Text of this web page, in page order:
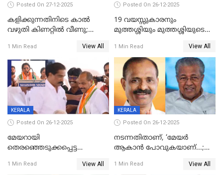
Posted On 27-12-2025
കളിക്കുന്നതിനിടെ കാൽ
വഴുതി കിണറ്റിൽ വീണു;
ദാരുണാന്ത്യം
1 Min Read View All
Posted On 26-12-2025
19 വയസ്സുകാരനും
മുത്തശ്ശിയും മുത്തശ്ശിയുടെ
മരിച്ചനിലയിൽ
1 Min Read View All
KERALA
Posted On 26-12-2025
മേയറായി
തെരഞ്ഞെടുക്കപ്പെട്ട
ആദ്യ വോട്ട് അസാധു; കണ്ണൂർ
1 Min Read View All
KERALA
Posted On 26-12-2025
നടന്നതിതാണ്, ‘മേയർ
ആകാൻ പോവുകയാണ്...;
മുഖ്യമന്ത്രിയുടെ ഓഫീസ്
1 Min Read View All